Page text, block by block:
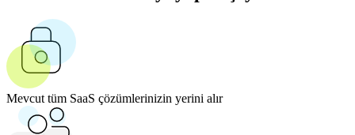
Mevcut tüm SaaS çözümlerinizin yerini alır